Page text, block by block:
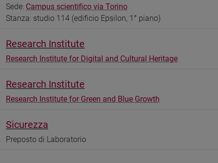
Sede: Campus scientifico via Torino
Stanza: studio 114 (edificio Epsilon, 1° piano)
Research Institute
Research Institute for Digital and Cultural Heritage
Research Institute
Research Institute for Green and Blue Growth
Sicurezza
Preposto di Laboratorio